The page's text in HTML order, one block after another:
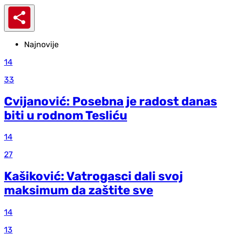
Najnovije
14
33
Cvijanović: Posebna je radost danas
biti u rodnom Tesliću
14
27
Kašiković: Vatrogasci dali svoj
maksimum da zaštite sve
14
13